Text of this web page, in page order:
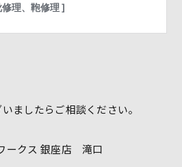
ましたらご相談ください。
ークス 銀座店 滝口